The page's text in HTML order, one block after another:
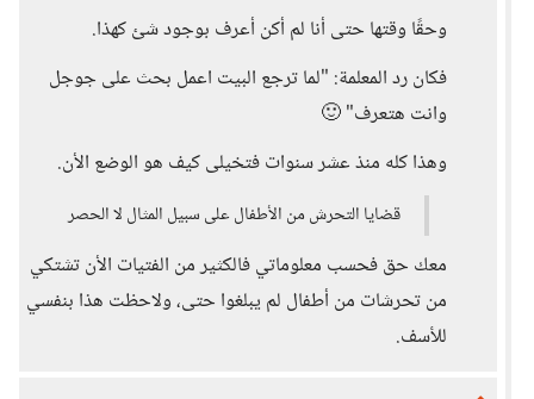
وحقًا وقتها حتى أنا لم أكن أعرف بوجود شئ كهذا.
فكان رد المعلمة: "لما ترجع البيت اعمل بحث على جوجل
وانت هتعرف" 🙂
وهذا كله منذ عشر سنوات فتخيلى كيف هو الوضع الأن.
قضايا التحرش من الأطفال على سبيل المثال لا الحصر
معك حق فحسب معلوماتي فالكثير من الفتيات الأن تشتكي
من تحرشات من أطفال لم يبلغوا حتى، ولاحظت هذا بنفسي
للأسف.